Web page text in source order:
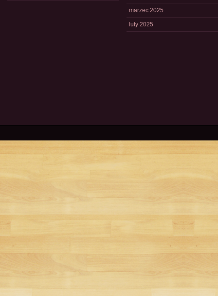
marzec 2025
luty 2025